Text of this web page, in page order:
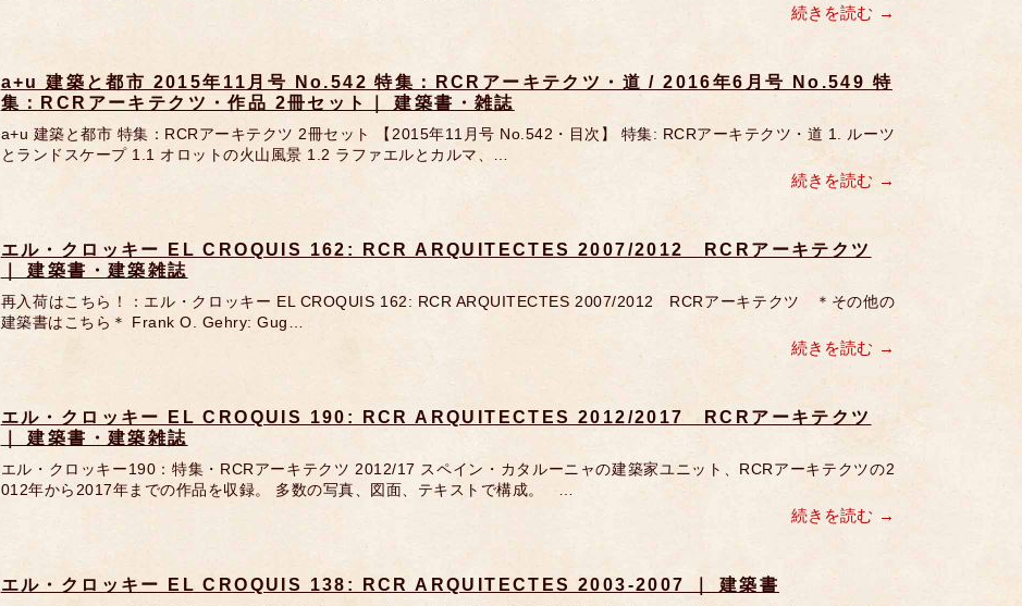
続きを読む
a+u 建築と都市 2015年11月号 No.542 特集：RCRアーキテクツ・道 / 2016年6月号 No.549 特
集：RCRアーキテクツ・作品 2冊セット｜ 建築書・雑誌
a+u 建築と都市 特集：RCRアーキテクツ 2冊セット 【2015年11月号 No.542・目次】 特集: RCRアーキテクツ・道 1. ルーツ
とランドスケープ 1.1 オロットの火山風景 1.2 ラファエルとカルマ、…
続きを読む
エル・クロッキー EL CROQUIS 162: RCR ARQUITECTES 2007/2012 RCRアーキテクツ
｜ 建築書・建築雑誌
再入荷はこちら！：エル・クロッキー EL CROQUIS 162: RCR ARQUITECTES 2007/2012 RCRアーキテクツ ＊その他の
建築書はこちら＊ Frank O. Gehry: Gug…
続きを読む
エル・クロッキー EL CROQUIS 190: RCR ARQUITECTES 2012/2017 RCRアーキテクツ
｜ 建築書・建築雑誌
エル・クロッキー190：特集・RCRアーキテクツ 2012/17 スペイン・カタルーニャの建築家ユニット、RCRアーキテクツの2
012年から2017年までの作品を収録。 多数の写真、図面、テキストで構成。 …
続きを読む
エル・クロッキー EL CROQUIS 138: RCR ARQUITECTES 2003-2007 ｜ 建築書